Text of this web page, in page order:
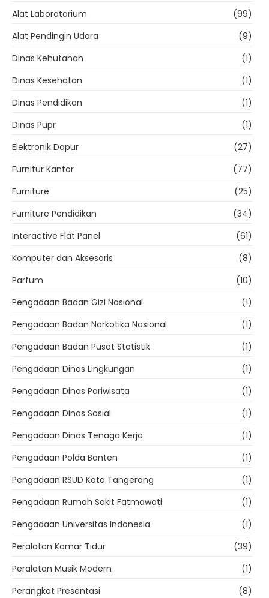
Alat Laboratorium
(99)
Alat Pendingin Udara
(9)
Dinas Kehutanan
(1)
Dinas Kesehatan
(1)
Dinas Pendidikan
(1)
Dinas Pupr
(1)
Elektronik Dapur
(27)
Furnitur Kantor
(77)
Furniture
(25)
Furniture Pendidikan
(34)
Interactive Flat Panel
(61)
Komputer dan Aksesoris
(8)
Parfum
(10)
Pengadaan Badan Gizi Nasional
(1)
Pengadaan Badan Narkotika Nasional
(1)
Pengadaan Badan Pusat Statistik
(1)
Pengadaan Dinas Lingkungan
(1)
Pengadaan Dinas Pariwisata
(1)
Pengadaan Dinas Sosial
(1)
Pengadaan Dinas Tenaga Kerja
(1)
Pengadaan Polda Banten
(1)
Pengadaan RSUD Kota Tangerang
(1)
Pengadaan Rumah Sakit Fatmawati
(1)
Pengadaan Universitas Indonesia
(1)
Peralatan Kamar Tidur
(39)
Peralatan Musik Modern
(1)
Perangkat Presentasi
(8)